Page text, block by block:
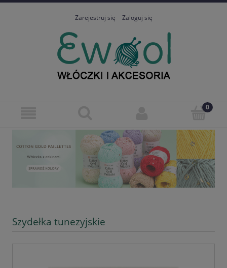
Zarejestruj się Zaloguj się
Szydełka tunezyjskie